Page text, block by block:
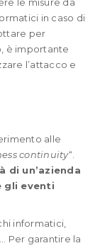
in caso di
per
è importante
l’attacco e
alle
continuity“.
di un’azienda
gli eventi
informatici,
Per garantire la